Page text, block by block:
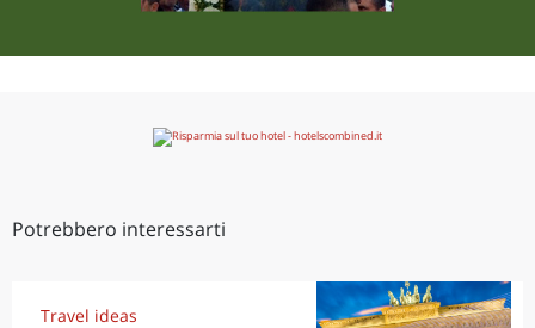
Potrebbero interessarti
Travel ideas